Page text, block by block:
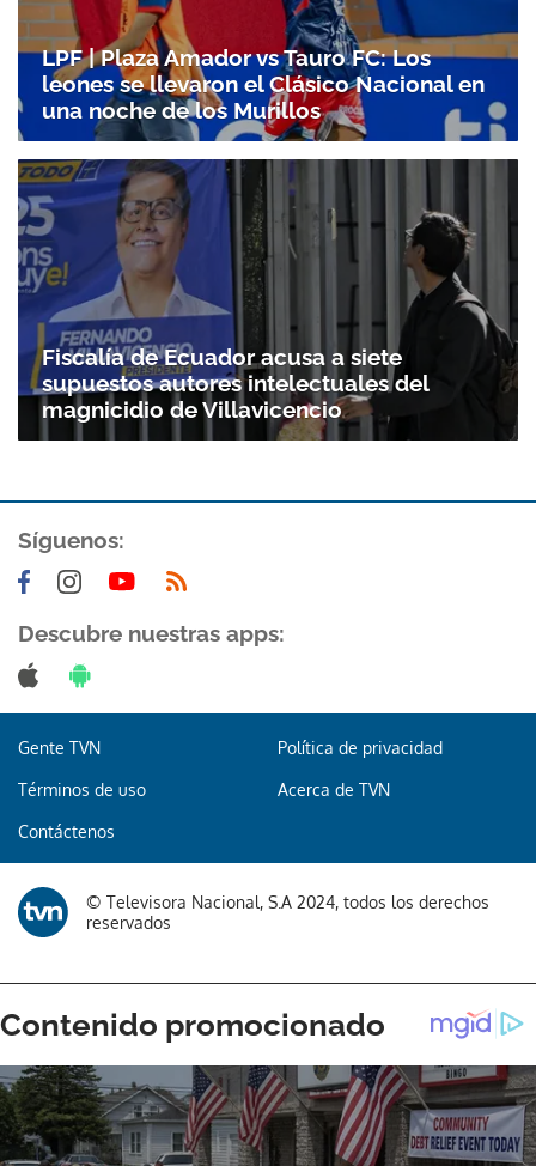
Gracias por suscribirte a nuestro boletín.
LPF | Plaza Amador vs Tauro FC: Los
leones se llevaron el Clásico Nacional en
una noche de los Murillos
Fiscalía de Ecuador acusa a siete
supuestos autores intelectuales del
magnicidio de Villavicencio
Síguenos:
Descubre nuestras apps:
Gente TVN Política de privacidad
Términos de uso Acerca de TVN
Contáctenos
© Televisora Nacional, S.A 2024, todos los derechos
reservados